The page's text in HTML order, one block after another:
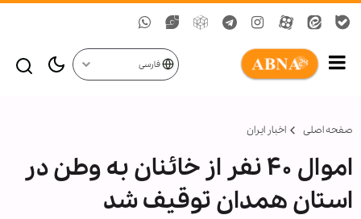
فارسی
صفحه اصلی اخبار ایران
اموال ۴۰ نفر از خائنان به وطن در
استان همدان توقیف شد